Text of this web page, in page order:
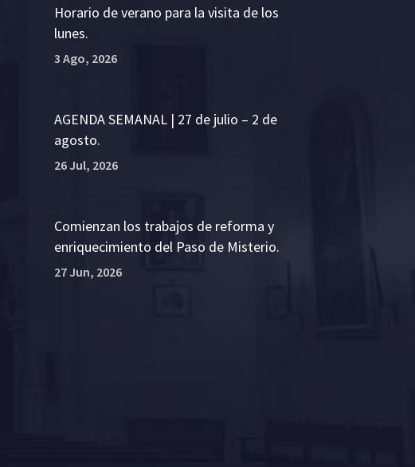
Horario de verano para la visita de los
lunes.
3 Ago, 2026
AGENDA SEMANAL | 27 de julio – 2 de
agosto.
26 Jul, 2026
Comienzan los trabajos de reforma y
enriquecimiento del Paso de Misterio.
27 Jun, 2026